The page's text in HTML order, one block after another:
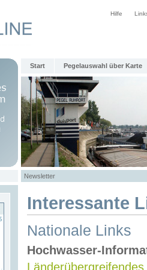
Hilfe
Start Pegelauswahl über Karte
Newsletter
Interessante
Nationale Links
Hochwasser-